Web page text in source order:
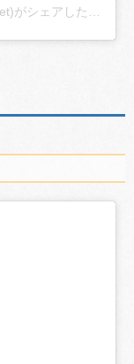
Johnny's Merch Market(@j_merch_market)がシェアした投稿